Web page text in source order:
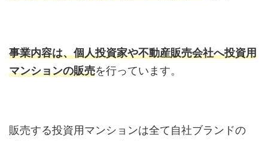
事業内容は、個人投資家や不動産販売会社へ投資用
マンションの販売を行っています。
販売する投資用マンションは全て自社ブランドの